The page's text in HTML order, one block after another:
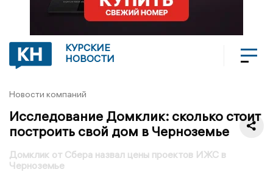
КУРСКИЕ
НОВОСТИ
Новости компаний
Исследование Домклик: сколько стоит
построить свой дом в Черноземье
Домклик от Сбера назвал цены проектов ИЖС в
Черноземье